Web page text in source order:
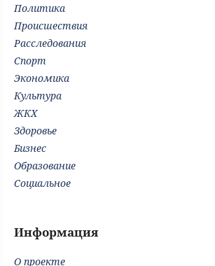
Политика
Происшествия
Расследования
Спорт
Экономика
Культура
ЖКХ
Здоровье
Бизнес
Образование
Социальное
Информация
О проекте